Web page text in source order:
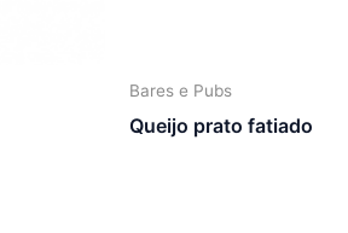
Bares e Pubs
Queijo prato fatiado